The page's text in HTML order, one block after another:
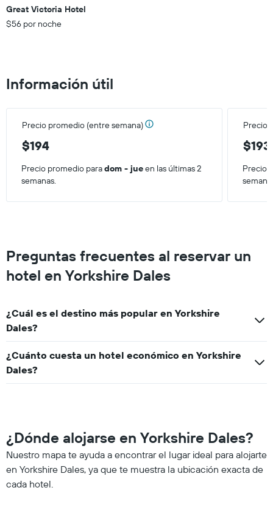
que
indica
una
para
este
fin
de
semana,
calculado
a
de
Great Victoria Hotel
$56 por noche
Información útil
Precio promedio (entre semana)
$194
Precio
$193
Precio promedio paradom - jueen las últimas 2
semanas.
Precio
Preguntas frecuentes al reservar un
hotel en Yorkshire Dales
¿Cuál es el destino más popular en Yorkshire
Dales?
¿Cuánto cuesta un hotel económico en Yorkshire
Dales?
¿Dónde alojarse en Yorkshire Dales?
Nuestro mapa te ayuda a encontrar el lugar ideal para alojarte
en Yorkshire Dales, ya que te muestra la ubicación exacta de
cada hotel.